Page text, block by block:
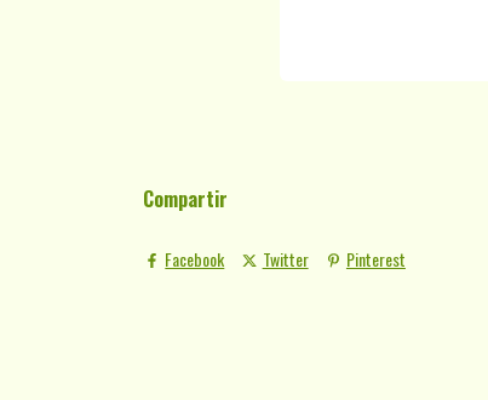
Compartir
Facebook Twitter Pinterest